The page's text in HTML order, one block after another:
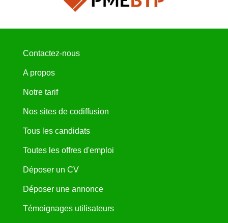
Contactez-nous
A propos
Notre tarif
Nos sites de codiffusion
Tous les candidats
Toutes les offres d'emploi
Déposer un CV
Déposer une annonce
Témoignages utilisateurs